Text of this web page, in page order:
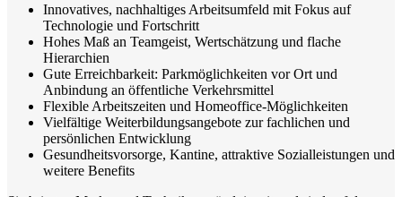
Innovatives, nachhaltiges Arbeitsumfeld mit Fokus auf
Technologie und Fortschritt
Hohes Maß an Teamgeist, Wertschätzung und flache
Hierarchien
Gute Erreichbarkeit: Parkmöglichkeiten vor Ort und
Anbindung an öffentliche Verkehrsmittel
Flexible Arbeitszeiten und Homeoffice-Möglichkeiten
Vielfältige Weiterbildungsangebote zur fachlichen und
persönlichen Entwicklung
Gesundheitsvorsorge, Kantine, attraktive Sozialleistungen und
weitere Benefits